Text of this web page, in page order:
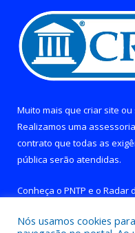
Muito mais que criar site ou
Realizamos uma assessoria
contrato que todas as
pública serão atendidas.
Conheça o PNTP e o Radar
Nós usamos cookies